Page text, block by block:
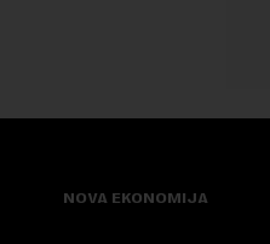
NOVA EKONOMIJA